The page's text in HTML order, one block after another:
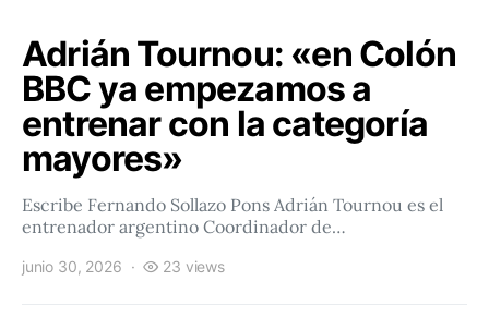
Adrián Tournou: «en Colón
BBC ya empezamos a
entrenar con la categoría
mayores»
Escribe Fernando Sollazo Pons Adrián Tournou es el
entrenador argentino Coordinador de…
junio 30, 2026 23 views